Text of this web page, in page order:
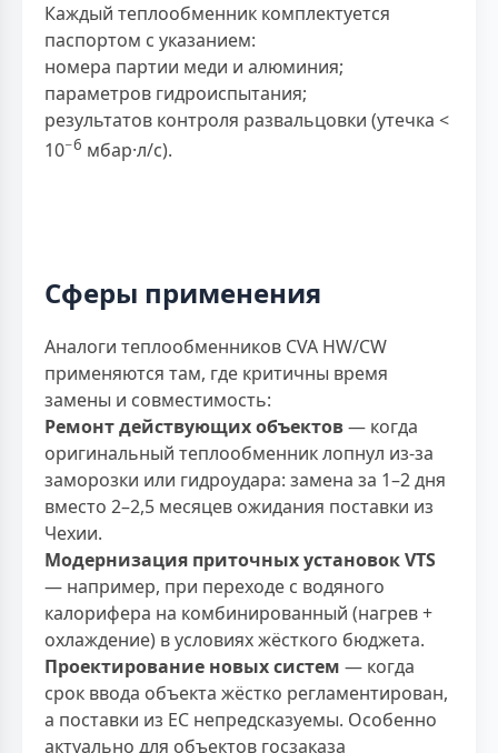
Каждый теплообменник комплектуется
паспортом с указанием:
номера партии меди и алюминия;
параметров гидроиспытания;
результатов контроля развальцовки (утечка <
10−6 мбар·л/с).
Сферы применения
Аналоги теплообменников CVA HW/CW
применяются там, где критичны время
замены и совместимость:
Ремонт действующих объектов— когда
оригинальный теплообменник лопнул из-за
заморозки или гидроудара: замена за 1–2 дня
вместо 2–2,5 месяцев ожидания поставки из
Чехии.
Модернизация приточных установок VTS
— например, при переходе с водяного
калорифера на комбинированный (нагрев +
охлаждение) в условиях жёсткого бюджета.
Проектирование новых систем — когда
срок ввода объекта жёстко регламентирован,
а поставки из ЕС непредсказуемы. Особенно
актуально для объектов госзаказа